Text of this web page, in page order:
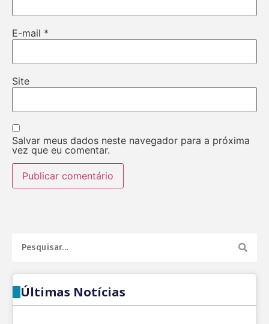
E-mail *
Site
Salvar meus dados neste navegador para a próxima
vez que eu comentar.
Últimas Notícias